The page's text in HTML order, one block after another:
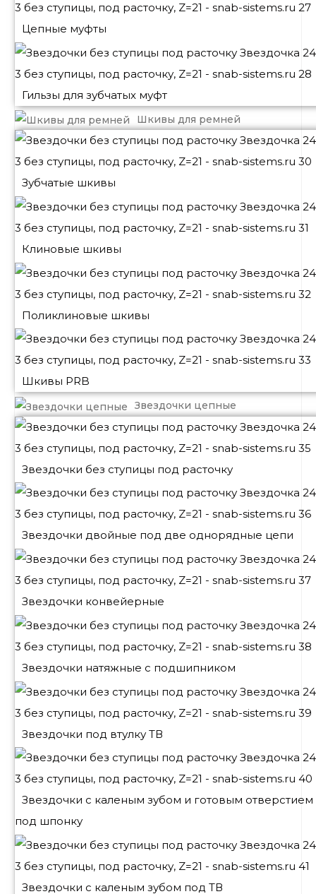
Цепные муфты
Гильзы для зубчатых муфт
Шкивы для ремней
Зубчатые шкивы
Клиновые шкивы
Поликлиновые шкивы
Шкивы PRB
Звездочки цепные
Звездочки без ступицы под расточку
Звездочки двойные под две однорядные цепи
Звездочки конвейерные
Звездочки натяжные с подшипником
Звездочки под втулку ТВ
Звездочки с каленым зубом и готовым отверстием
под шпонку
Звездочки с каленым зубом под ТВ